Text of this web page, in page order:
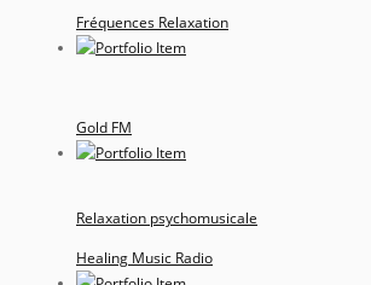
Fréquences Relaxation
Gold FM
Relaxation psychomusicale
Healing Music Radio